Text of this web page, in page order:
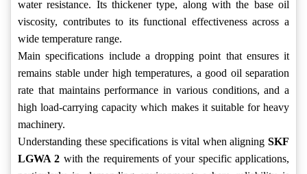
water resistance. Its thickener type, along with the base oil
viscosity, contributes to its functional effectiveness across a
wide temperature range.
Main specifications include a dropping point that ensures it
remains stable under high temperatures, a good oil separation
rate that maintains performance in various conditions, and a
high load-carrying capacity which makes it suitable for heavy
machinery.
Understanding these specifications is vital when aligning SKF
LGWA 2 with the requirements of your specific applications,